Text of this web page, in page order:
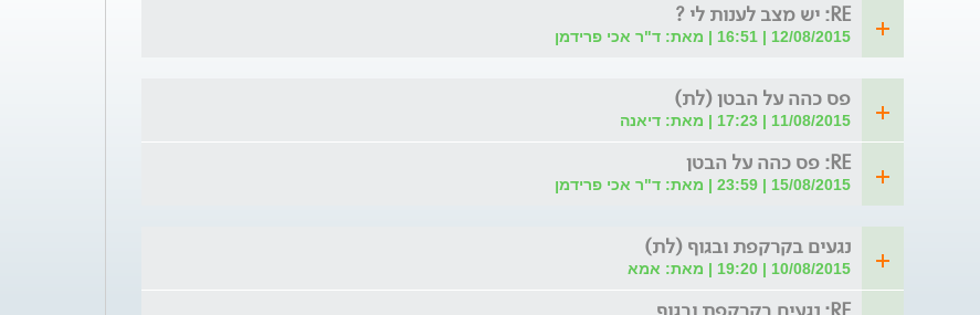
RE: יש מצב לענות לי ?
12/08/2015 | 16:51 | מאת: ד"ר אכי פרידמן
פס כהה על הבטן (לת)
11/08/2015 | 17:23 | מאת: דיאנה
RE: פס כהה על הבטן
15/08/2015 | 23:59 | מאת: ד"ר אכי פרידמן
נגעים בקרקפת ובגוף (לת)
10/08/2015 | 19:20 | מאת: אמא